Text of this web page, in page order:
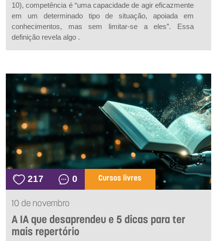
10), competência é “uma capacidade de agir eficazmente
em um determinado tipo de situação, apoiada em
conhecimentos, mas sem limitar-se a eles”. Essa
definição revela algo .
217 0 Cursos livres
10 de novembro
A IA que desaprendeu e 5 dicas para ter
mais repertório